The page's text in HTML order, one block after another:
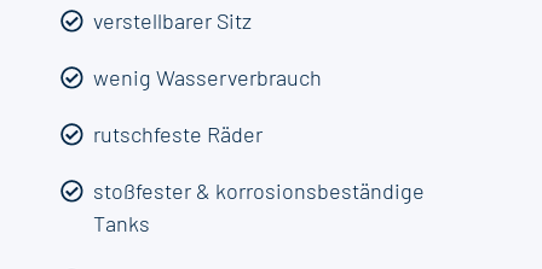
verstellbarer Sitz
wenig Wasserverbrauch
rutschfeste Räder
stoßfester & korrosionsbeständige
Tanks